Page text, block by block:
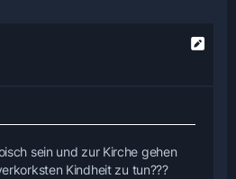
sein und zur Kirche gehen
Kindheit zu tun???